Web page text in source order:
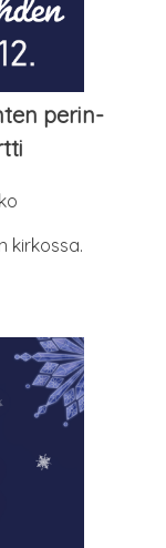
perin­
kirkossa.